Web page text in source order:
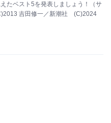
たベスト5を発表しましょう！（サ
吉田修一／新潮社 (C)2024